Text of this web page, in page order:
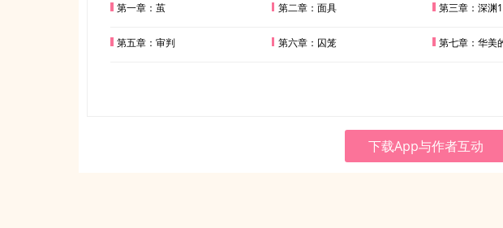
第一章：茧 第二章：面具 第三章：深渊1
第五章：审判 第六章：囚笼 第七章：华美
下载App与作者互动